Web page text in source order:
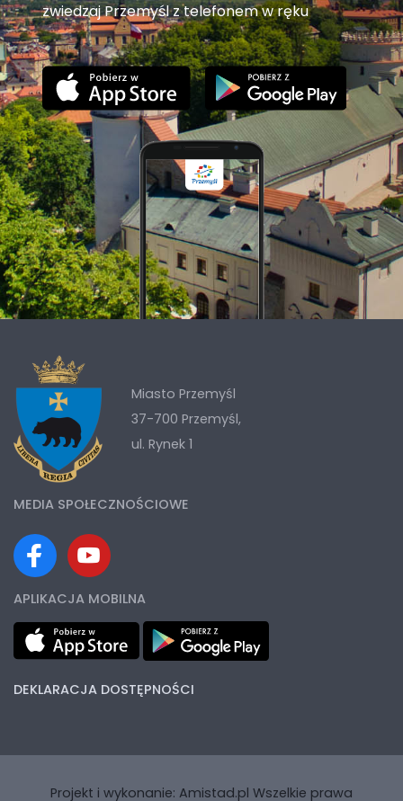
zwiedzaj Przemyśl z telefonem w ręku
Miasto Przemyśl
37-700 Przemyśl,
ul. Rynek 1
MEDIA SPOŁECZNOŚCIOWE
APLIKACJA MOBILNA
DEKLARACJA DOSTĘPNOŚCI
Projekt i wykonanie: Amistad.pl Wszelkie prawa